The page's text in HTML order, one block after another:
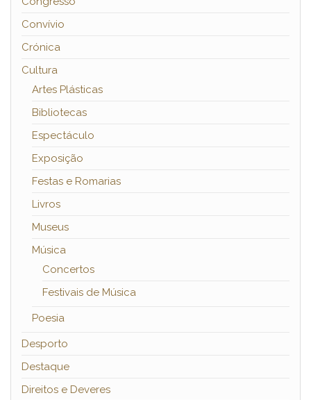
Convívio
Crónica
Cultura
Artes Plásticas
Bibliotecas
Espectáculo
Exposição
Festas e Romarias
Livros
Museus
Música
Concertos
Festivais de Música
Poesia
Desporto
Destaque
Direitos e Deveres